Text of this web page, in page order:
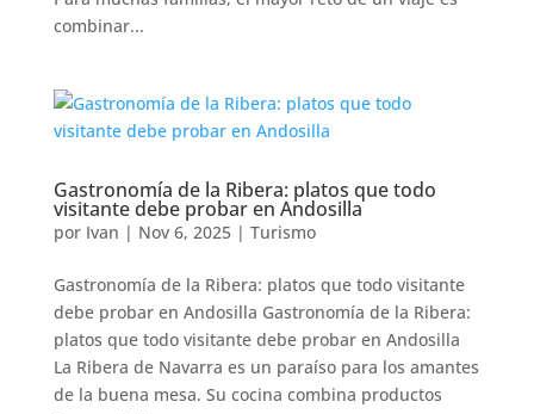
combinar...
Gastronomía de la Ribera: platos que todo
visitante debe probar en Andosilla
por Ivan | Nov 6, 2025| Turismo
Gastronomía de la Ribera: platos que todo visitante
debe probar en Andosilla Gastronomía de la Ribera:
platos que todo visitante debe probar en Andosilla
La Ribera de Navarra es un paraíso para los amantes
de la buena mesa. Su cocina combina productos